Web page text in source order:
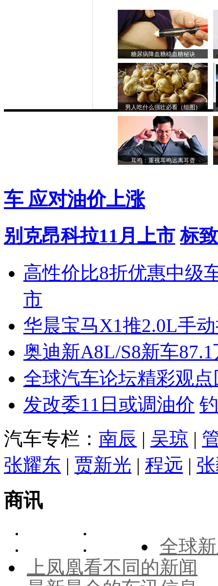
糖尿病降血糖稳血糖秘诀
男人吃什么强壮必看（组图）
耳鸣：重视耳鸣远离耳聋
车 应对油价上涨
别克昂科拉11月上市 标
高性价比8折优惠中级
市
华晨宝马X1推2.0L手
奥迪新A8L/S8新车
全球汽车论坛精彩观点
发改委11日或调油价
汽车专栏： 南辰 | 吴琼 |
张耀东 | 贾新光 | 程远 |
商讯
全球
上凤凰看不同的新闻